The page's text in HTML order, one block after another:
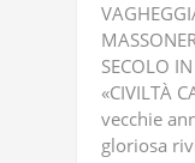
SECOLO
«CIVILTÀ
vecchie
gloriosa